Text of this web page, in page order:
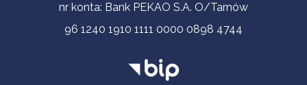
nr konta: Bank PEKAO S.A. O/Tarnów
96 1240 1910 1111 0000 0898 4744